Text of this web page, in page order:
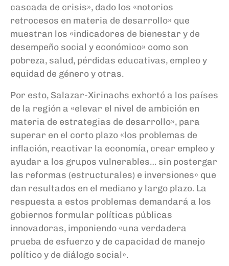
cascada de crisis», dado los «notorios
retrocesos en materia de desarrollo» que
muestran los «indicadores de bienestar y de
desempeño social y económico» como son
pobreza, salud, pérdidas educativas, empleo y
equidad de género y otras.
Por esto, Salazar-Xirinachs exhortó a los países
de la región a «elevar el nivel de ambición en
materia de estrategias de desarrollo», para
superar en el corto plazo «los problemas de
inflación, reactivar la economía, crear empleo y
ayudar a los grupos vulnerables… sin postergar
las reformas (estructurales) e inversiones» que
dan resultados en el mediano y largo plazo. La
respuesta a estos problemas demandará a los
gobiernos formular políticas públicas
innovadoras, imponiendo «una verdadera
prueba de esfuerzo y de capacidad de manejo
político y de diálogo social».